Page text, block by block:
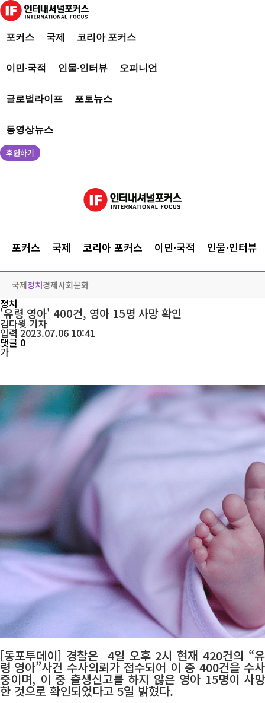
포커스 국제 코리아 포커스
이민·국적 인물·인터뷰 오피니언
글로벌라이프 포토뉴스
동영상뉴스
후원하기
포커스 국제 코리아 포커스 이민·국적 인물·인터뷰
국제정치경제사회문화
정치
'유령 영아' 400건, 영아 15명 사망 확인
김다윗 기자
입력 2023.07.06 10:41
댓글 0
가
[동포투데이] 경찰은 4일 오후 2시 현재 420건의 “유
령 영아”사건 수사의뢰가 접수되어 이 중 400건을 수사
중이며, 이 중 출생신고를 하지 않은 영아 15명이 사망
한 것으로 확인되었다고 5일 밝혔다.